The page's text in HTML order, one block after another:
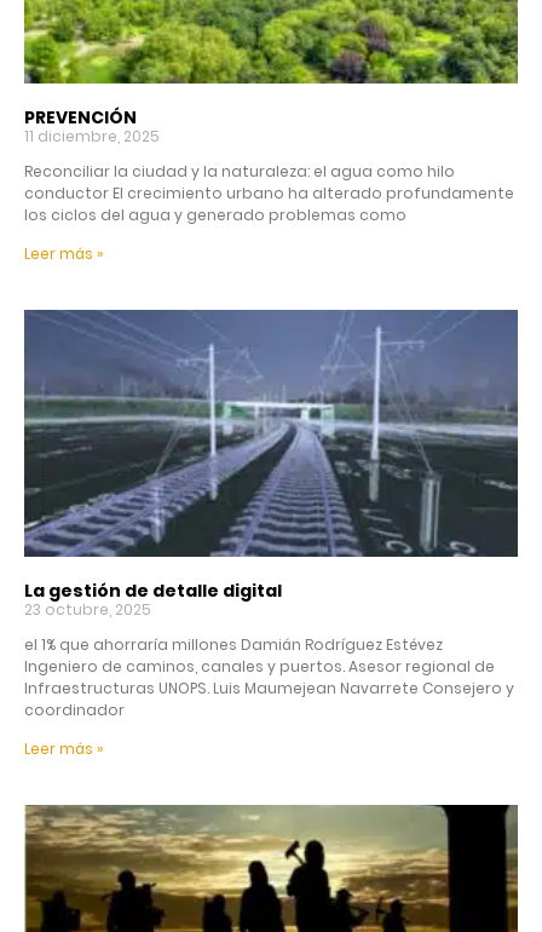
PREVENCIÓN
11 diciembre, 2025
Reconciliar la ciudad y la naturaleza: el agua como hilo
conductor El crecimiento urbano ha alterado profundamente
los ciclos del agua y generado problemas como
Leer más »
La gestión de detalle digital
23 octubre, 2025
el 1% que ahorraría millones Damián Rodríguez Estévez
Ingeniero de caminos, canales y puertos. Asesor regional de
Infraestructuras UNOPS. Luis Maumejean Navarrete Consejero y
coordinador
Leer más »